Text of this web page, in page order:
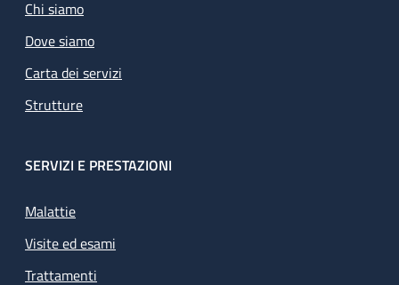
Chi siamo
Dove siamo
Carta dei servizi
Strutture
SERVIZI E PRESTAZIONI
Malattie
Visite ed esami
Trattamenti